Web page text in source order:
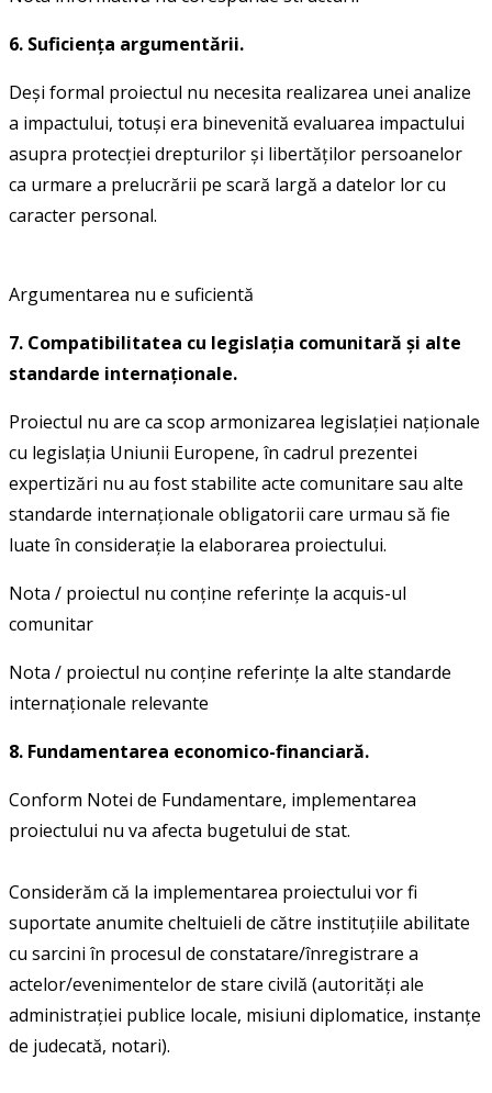
6. Suficienţa argumentării.
Deși formal proiectul nu necesita realizarea unei analize
a impactului, totuși era binevenită evaluarea impactului
asupra protecției drepturilor și libertăților persoanelor
ca urmare a prelucrării pe scară largă a datelor lor cu
caracter personal.
Argumentarea nu e suficientă
7. Compatibilitatea cu legislaţia comunitară şi alte
standarde internaţionale.
Proiectul nu are ca scop armonizarea legislației naționale
cu legislația Uniunii Europene, în cadrul prezentei
expertizări nu au fost stabilite acte comunitare sau alte
standarde internaționale obligatorii care urmau să fie
luate în considerație la elaborarea proiectului.
Nota / proiectul nu conţine referinţe la acquis-ul
comunitar
Nota / proiectul nu conţine referinţe la alte standarde
internaţionale relevante
8. Fundamentarea economico-financiară.
Conform Notei de Fundamentare, implementarea
proiectului nu va afecta bugetului de stat.
Considerăm că la implementarea proiectului vor fi
suportate anumite cheltuieli de către instituțiile abilitate
cu sarcini în procesul de constatare/înregistrare a
actelor/evenimentelor de stare civilă (autorități ale
administrației publice locale, misiuni diplomatice, instanțe
de judecată, notari).